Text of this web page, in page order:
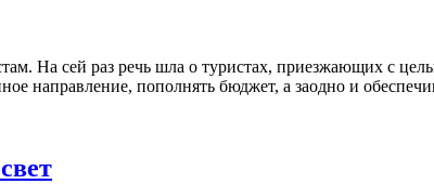
На сей раз речь шла о туристах, приезжающих с
направление, пополнять бюджет, а заодно и